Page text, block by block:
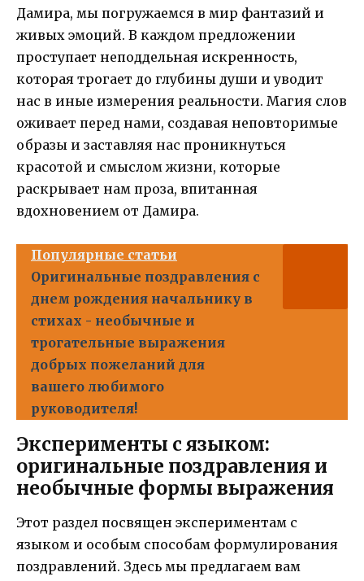
Дамира, мы погружаемся в мир фантазий и
живых эмоций. В каждом предложении
проступает неподдельная искренность,
которая трогает до глубины души и уводит
нас в иные измерения реальности. Магия слов
оживает перед нами, создавая неповторимые
образы и заставляя нас проникнуться
красотой и смыслом жизни, которые
раскрывает нам проза, впитанная
вдохновением от Дамира.
Популярные статьи
Оригинальные поздравления с
днем рождения начальнику в
стихах - необычные и
трогательные выражения
добрых пожеланий для
вашего любимого
руководителя!
Эксперименты с языком:
оригинальные поздравления и
необычные формы выражения
Этот раздел посвящен экспериментам с
языком и особым способам формулирования
поздравлений. Здесь мы предлагаем вам